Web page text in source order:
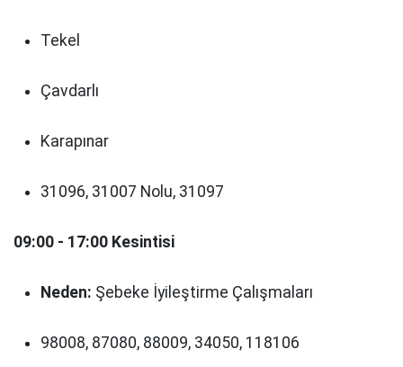
Tekel
Çavdarlı
Karapınar
31096, 31007 Nolu, 31097
09:00 - 17:00 Kesintisi
Neden: Şebeke İyileştirme Çalışmaları
98008, 87080, 88009, 34050, 118106